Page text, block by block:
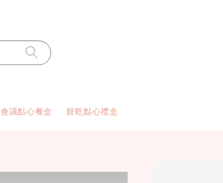
會議點心餐盒 餅乾點心禮盒